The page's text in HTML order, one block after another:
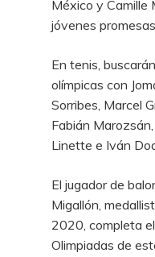
México y Camille
jóvenes
En tenis,
olímpicas con
Sorribes, Marcel
Fabián
Linette e Iván
El jugador de
Migallón,
2020, completa
Olimpiadas de